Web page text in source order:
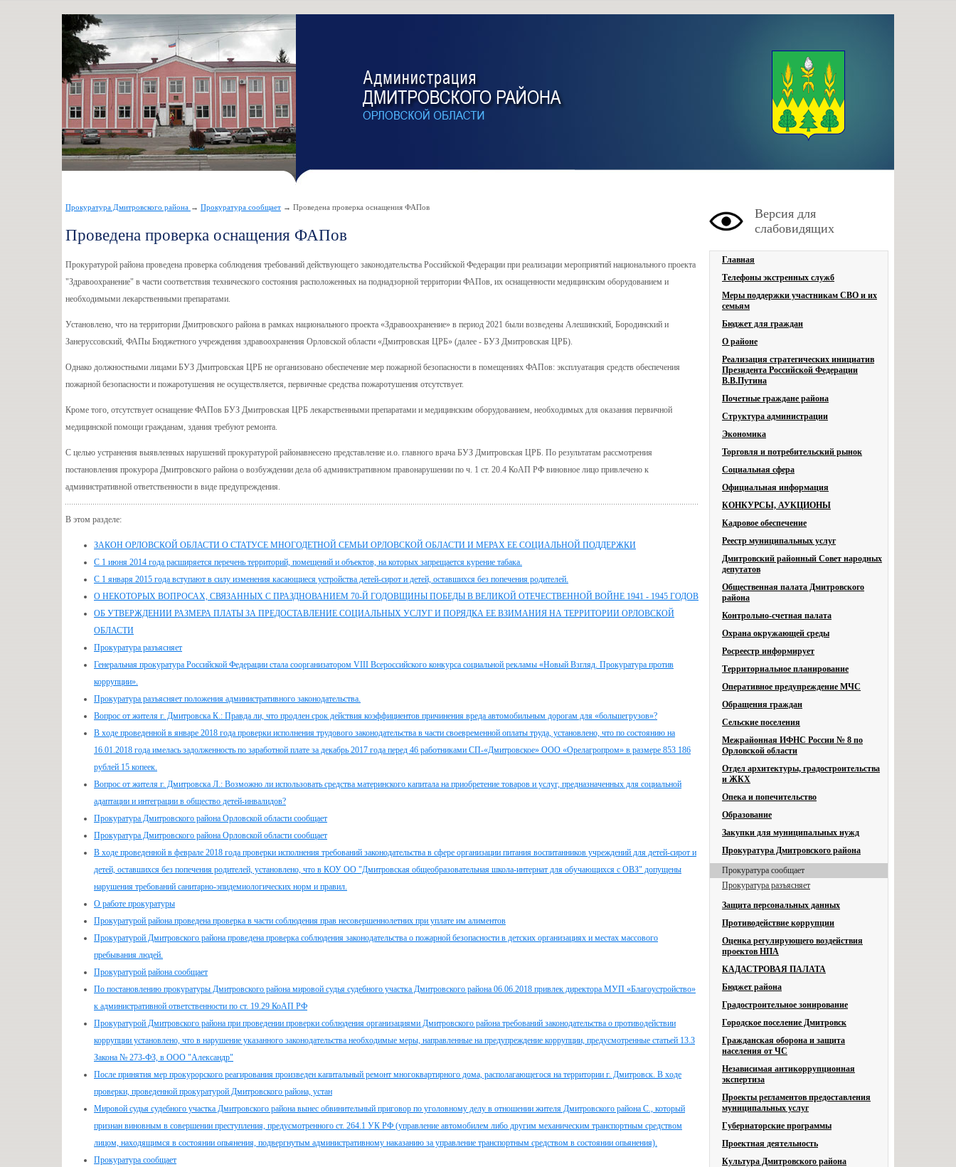
Прокуратура Дмитровского района → Прокуратура сообщает → Проведена проверка оснащения ФАПов
Проведена проверка оснащения ФАПов
Прокуратурой района проведена проверка соблюдения требований действующего законодательства Российской Федерации при реализации мероприятий национального проекта
"Здравоохранение" в части соответствия технического состояния расположенных на поднадзорной территории ФАПов, их оснащенности медицинским оборудованием и
необходимыми лекарственными препаратами.
Установлено, что на территории Дмитровского района в рамках национального проекта «Здравоохранение» в период 2021 были возведены Алешинский, Бородинский и
Занеруссовский, ФАПы Бюджетного учреждения здравоохранения Орловской области «Дмитровская ЦРБ» (далее - БУЗ Дмитровская ЦРБ).
Однако должностными лицами БУЗ Дмитровская ЦРБ не организовано обеспечение мер пожарной безопасности в помещениях ФАПов: эксплуатация средств обеспечения
пожарной безопасности и пожаротушения не осуществляется, первичные средства пожаротушения отсутствует.
Кроме того, отсутствует оснащение ФАПов БУЗ Дмитровская ЦРБ лекарственными препаратами и медицинским оборудованием, необходимых для оказания первичной
медицинской помощи гражданам, здания требуют ремонта.
С целью устранения выявленных нарушений прокуратурой районавнесено представление и.о. главного врача БУЗ Дмитровская ЦРБ. По результатам рассмотрения
постановления прокурора Дмитровского района о возбуждении дела об административном правонарушении по ч. 1 ст. 20.4 КоАП РФ виновное лицо привлечено к
административной ответственности в виде предупреждения.
В этом разделе:
ЗАКОН ОРЛОВСКОЙ ОБЛАСТИ О СТАТУСЕ МНОГОДЕТНОЙ СЕМЬИ ОРЛОВСКОЙ ОБЛАСТИ И МЕРАХ ЕЕ СОЦИАЛЬНОЙ ПОДДЕРЖКИ
С 1 июня 2014 года расширяется перечень территорий, помещений и объектов, на которых запрещается курение табака.
С 1 января 2015 года вступают в силу изменения касающиеся устройства детей-сирот и детей, оставшихся без попечения родителей.
О НЕКОТОРЫХ ВОПРОСАХ, СВЯЗАННЫХ С ПРАЗДНОВАНИЕМ 70-Й ГОДОВЩИНЫ ПОБЕДЫ В ВЕЛИКОЙ ОТЕЧЕСТВЕННОЙ ВОЙНЕ 1941 - 1945 ГОДОВ
ОБ УТВЕРЖДЕНИИ РАЗМЕРА ПЛАТЫ ЗА ПРЕДОСТАВЛЕНИЕ СОЦИАЛЬНЫХ УСЛУГ И ПОРЯДКА ЕЕ ВЗИМАНИЯ НА ТЕРРИТОРИИ ОРЛОВСКОЙ
ОБЛАСТИ
Прокуратура разъясняет
Генеральная прокуратура Российской Федерации стала соорганизатором VIII Всероссийского конкурса социальной рекламы «Новый Взгляд. Прокуратура против
коррупции».
Прокуратура разъясняет положения административного законодательства.
Вопрос от жителя г. Дмитровска К.: Правда ли, что продлен срок действия коэффициентов причинения вреда автомобильным дорогам для «большегрузов»?
В ходе проведенной в январе 2018 года проверки исполнения трудового законодательства в части своевременной оплаты труда, установлено, что по состоянию на
16.01.2018 года имелась задолженность по заработной плате за декабрь 2017 года перед 46 работниками СП-«Дмитровское» ООО «Орелагропром» в размере 853 186
рублей 15 копеек.
Вопрос от жителя г. Дмитровска Л.: Возможно ли использовать средства материнского капитала на приобретение товаров и услуг, предназначенных для социальной
адаптации и интеграции в общество детей-инвалидов?
Прокуратура Дмитровского района Орловской области сообщает
Прокуратура Дмитровского района Орловской области сообщает
В ходе проведенной в феврале 2018 года проверки исполнения требований законодательства в сфере организации питания воспитанников учреждений для детей-сирот и
детей, оставшихся без попечения родителей, установлено, что в КОУ ОО "Дмитровская общеобразовательная школа-интернат для обучающихся с ОВЗ" допущены
нарушения требований санитарно-эпидемиологических норм и правил.
О работе прокуратуры
Прокуратурой района проведена проверка в части соблюдения прав несовершеннолетних при уплате им алиментов
Прокуратурой Дмитровского района проведена проверка соблюдения законодательства о пожарной безопасности в детских организациях и местах массового
пребывания людей.
Прокуратурой района сообщает
По постановлению прокуратуры Дмитровского района мировой судья судебного участка Дмитровского района 06.06.2018 привлек директора МУП «Благоустройство»
к административной ответственности по ст. 19.29 КоАП РФ
Прокуратурой Дмитровского района при проведении проверки соблюдения организациями Дмитровского района требований законодательства о противодействии
коррупции установлено, что в нарушение указанного законодательства необходимые меры, направленные на предупреждение коррупции, предусмотренные статьей 13.3
Закона № 273-Ф3, в ООО "Александр"
После принятия мер прокурорского реагирования произведен капитальный ремонт многоквартирного дома, располагающегося на территории г. Дмитровск. В ходе
проверки, проведенной прокуратурой Дмитровского района, устан
Мировой судья судебного участка Дмитровского района вынес обвинительный приговор по уголовному делу в отношении жителя Дмитровского района С., который
признан виновным в совершении преступления, предусмотренного ст. 264.1 УК РФ (управление автомобилем либо другим механическим транспортным средством
лицом, находящимся в состоянии опьянения, подвергнутым административному наказанию за управление транспортным средством в состоянии опьянения).
Прокуратура сообщает
Версия для
слабовидящих
Главная
Телефоны экстренных служб
Меры поддержки участникам СВО и их
семьям
Бюджет для граждан
О районе
Реализация стратегических инициатив
Президента Российской Федерации
В.В.Путина
Почетные граждане района
Структура администрации
Экономика
Торговля и потребительский рынок
Социальная сфера
Официальная информация
КОНКУРСЫ, АУКЦИОНЫ
Кадровое обеспечение
Реестр муниципальных услуг
Дмитровский районный Совет народных
депутатов
Общественная палата Дмитровского
района
Контрольно-счетная палата
Охрана окружающей среды
Росреестр информирует
Территориальное планирование
Оперативное предупреждение МЧС
Обращения граждан
Сельские поселения
Межрайонная ИФНС России № 8 по
Орловской области
Отдел архитектуры, градостроительства
и ЖКХ
Опека и попечительство
Образование
Закупки для муниципальных нужд
Прокуратура Дмитровского района
Прокуратура сообщает
Прокуратура разъясняет
Защита персональных данных
Противодействие коррупции
Оценка регулирующего воздействия
проектов НПА
КАДАСТРОВАЯ ПАЛАТА
Бюджет района
Градостроительное зонирование
Городское поселение Дмитровск
Гражданская оборона и защита
населения от ЧС
Независимая антикоррупционная
экспертиза
Проекты регламентов предоставления
муниципальных услуг
Губернаторские программы
Проектная деятельность
Культура Дмитровского района